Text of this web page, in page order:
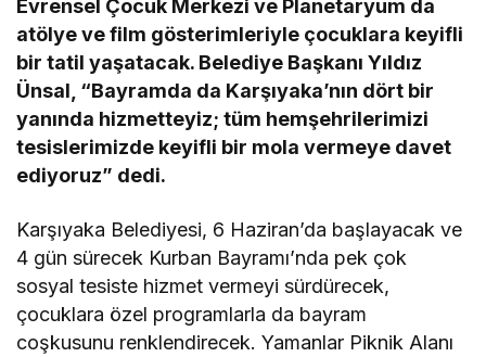
Evrensel Çocuk Merkezi ve Planetaryum da
atölye ve film gösterimleriyle çocuklara keyifli
bir tatil yaşatacak. Belediye Başkanı Yıldız
Ünsal, “Bayramda da Karşıyaka’nın dört bir
yanında hizmetteyiz; tüm hemşehrilerimizi
tesislerimizde keyifli bir mola vermeye davet
ediyoruz” dedi.
Karşıyaka Belediyesi, 6 Haziran’da başlayacak ve
4 gün sürecek Kurban Bayramı’nda pek çok
sosyal tesiste hizmet vermeyi sürdürecek,
çocuklara özel programlarla da bayram
coşkusunu renklendirecek. Yamanlar Piknik Alanı